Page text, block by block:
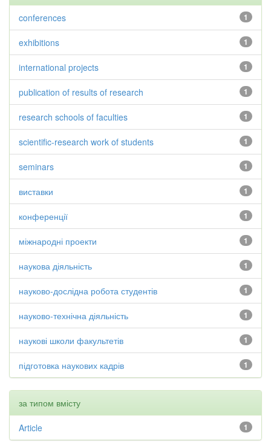
1
conferences
1
exhibitions
1
international projects
1
publication of results of research
1
research schools of faculties
1
scientific-research work of students
1
seminars
1
виставки
1
конференції
1
міжнародні проекти
1
наукова діяльність
1
науково-дослідна робота студентів
1
науково-технічна діяльність
1
наукові школи факультетів
1
підготовка наукових кадрів
за типом вмісту
1
Article